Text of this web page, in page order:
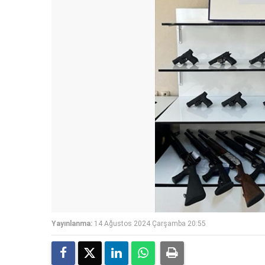
Yayınlanma: 14 Ağustos 2024 Çarşamba 20:55